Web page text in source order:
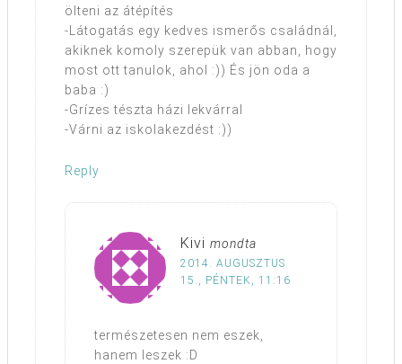
ölteni az átépítés
-Látogatás egy kedves ismerős családnál,
akiknek komoly szerepük van abban, hogy
most ott tanulok, ahol :)) És jön oda a
baba :)
-Grízes tészta házi lekvárral
-Várni az iskolakezdést :))
Reply
Kivi mondta
2014. AUGUSZTUS
15., PÉNTEK, 11:16
természetesen nem eszek,
hanem leszek :D